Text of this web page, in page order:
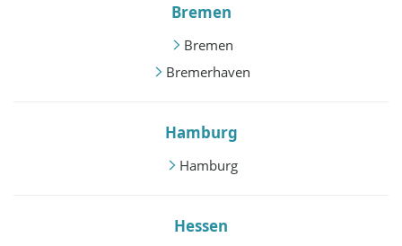
Bremen
Bremen
Bremerhaven
Hamburg
Hamburg
Hessen